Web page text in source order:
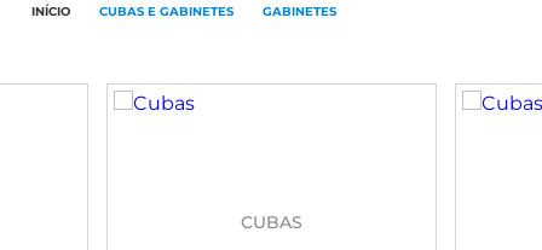
INÍCIO CUBAS E GABINETES GABINETES
CUBAS